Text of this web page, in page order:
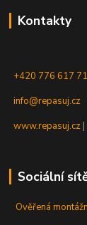
Kontakty
+420 776 617
info@repasuj.cz
www.repasuj.cz |
Sociální
Ověřená